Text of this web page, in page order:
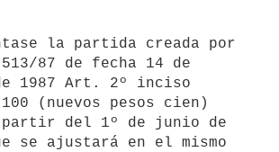
87 de fecha 14 de
1987 Art. 2º inciso
(nuevos pesos cien)
del 1º de junio de
se ajustará en el mismo